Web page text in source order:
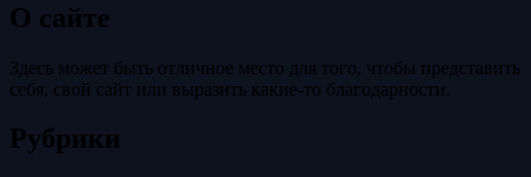
О сайте
Здесь может быть отличное место для того, чтобы представить
себя, свой сайт или выразить какие-то благодарности.
Рубрики